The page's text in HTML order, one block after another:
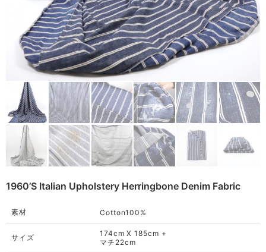
ご利用ガイド
利用規約
プライバシーポリシー
特定商取引法に基づく表記
Rug
Blanket
Quilt
Native American
1960’s Italian Upholstery Herringbone Denim Fabric
素材 Cotton100%
サイズ
174cm X 185cm +
マチ22cm